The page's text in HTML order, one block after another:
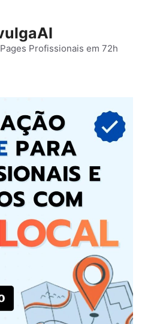
Profissionais em 72h